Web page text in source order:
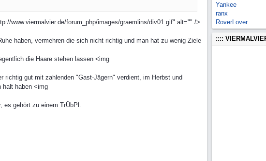
www.viermalvier.de/forum_php/images/graemlins/div01.gif" alt="" />
haben, vermehren die sich nicht richtig und man hat zu wenig Ziele
die Haare stehen lassen <img
gut mit zahlenden "Gast-Jägern" verdient, im Herbst und
halt haben <img
es gehört zu einem TrÜbPl.
Yankee
ranx
RoverLover
::::